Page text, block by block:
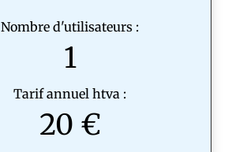
Nombre d'utilisateurs :
1
Tarif annuel htva :
20 €